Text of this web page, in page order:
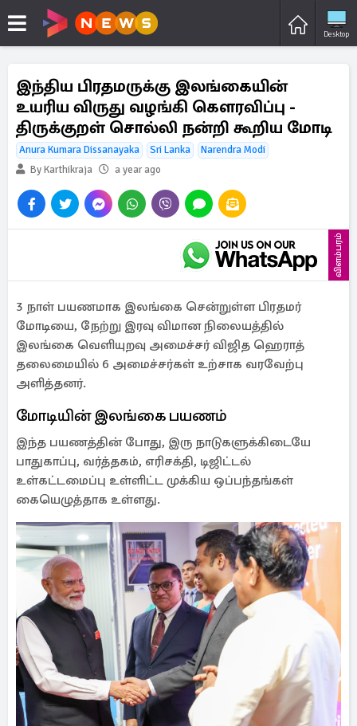
Desktop
இந்திய பிரதமருக்கு இலங்கையின்
உயரிய விருது வழங்கி கௌரவிப்பு -
திருக்குறள் சொல்லி நன்றி கூறிய மோடி
Anura Kumara Dissanayaka Sri Lanka
Narendra Modi
By Karthikraja
a year ago
விளம்பரம்
3 நாள் பயணமாக இலங்கை சென்றுள்ள பிரதமர்
மோடியை, நேற்று இரவு விமான நிலையத்தில்
இலங்கை வெளியுறவு அமைச்சர் விஜித ஹெராத்
தலைமையில் 6 அமைச்சர்கள் உற்சாக வரவேற்பு
அளித்தனர்.
மோடியின் இலங்கை பயணம்
இந்த பயணத்தின் போது, இரு நாடுகளுக்கிடையே
பாதுகாப்பு, வர்த்தகம், எரிசக்தி, டிஜிட்டல்
உள்கட்டமைப்பு உள்ளிட்ட முக்கிய ஒப்பந்தங்கள்
கையெழுத்தாக உள்ளது.